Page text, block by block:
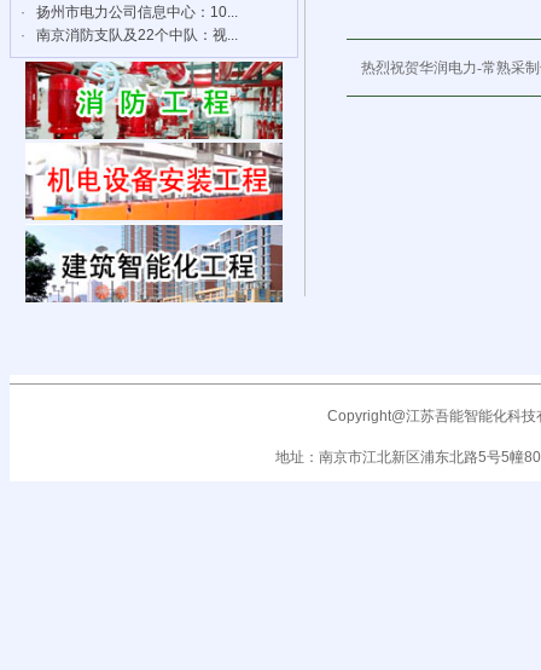
· 扬州市电力公司信息中心：10...
· 南京消防支队及22个中队：视...
热烈祝贺华润电力-常熟采
Copyright@江苏吾能智能化科
地址：南京市江北新区浦东北路5号5幢